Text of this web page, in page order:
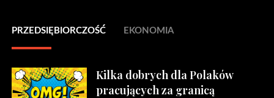
PRZEDSIĘBIORCZOŚĆ EKONOMIA
Kilka dobrych dla Polaków
pracujących za granicą